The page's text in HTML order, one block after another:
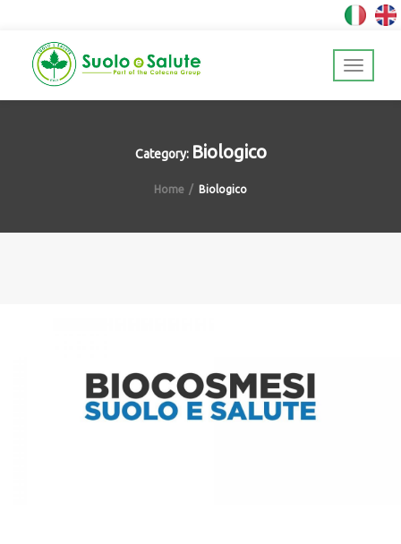
Category: Biologico
Home Biologico